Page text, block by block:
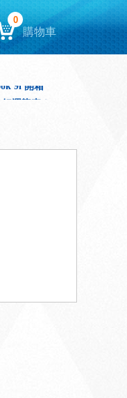
0
購物車
9i 開箱
9i 開箱
運龍來！